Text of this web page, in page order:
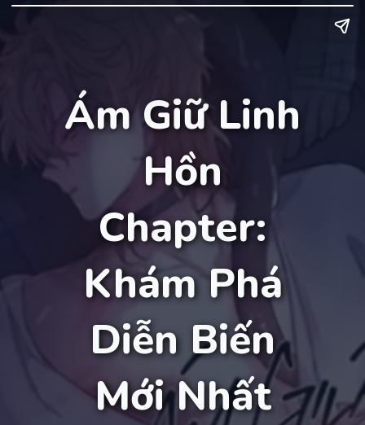
Ám Giữ Linh
Hồn
Chapter:
Khám Phá
Diễn Biến
Mới Nhất